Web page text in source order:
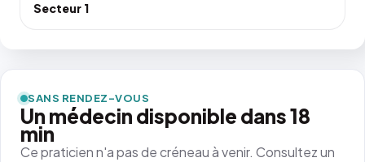
Secteur 1
SANS RENDEZ-VOUS
Un médecin disponible dans 18
min
Ce praticien n'a pas de créneau à venir. Consultez un